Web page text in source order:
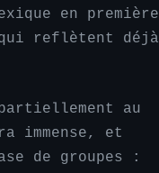
en première
qui reflètent déjà
au
immense, et
de groupes :